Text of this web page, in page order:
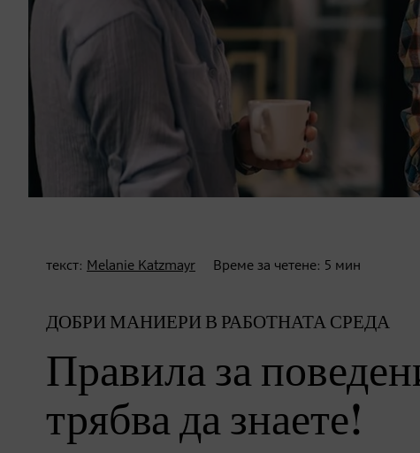
текст: Melanie Katzmayr Време за четене: 5 мин
ДОБРИ МАНИЕРИ В РАБОТНАТА СРЕДА
Правила за
трябва да знаете!